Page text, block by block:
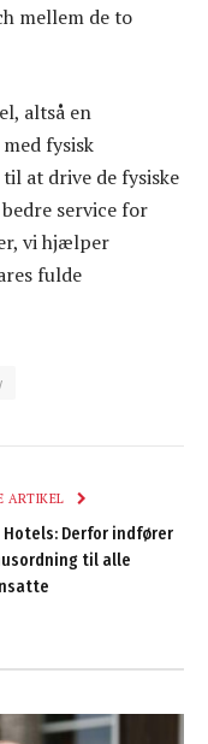
mellem de to
altså en
fysisk
at drive de fysiske
service for
vi hjælper
fulde
ARTIKEL
Hotels: Derfor indfører
til alle